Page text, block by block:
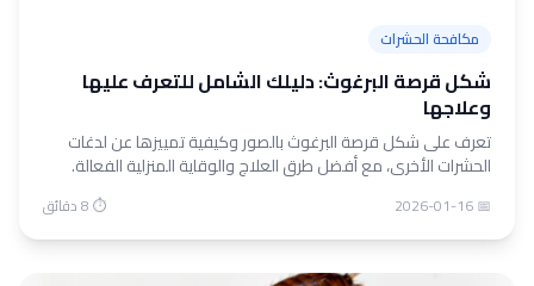
مكافحة الحشرات
شكل قرصة البرغوث: دليلك الشامل للتعرف عليها
وعلاجها
تعرف على شكل قرصة البرغوث بالصور وكيفية تمييزها عن لدغات
الحشرات الأخرى، مع أفضل طرق العلاج والوقاية المنزلية الفعالة.
📅 2026-01-16 ⏱ 8 دقائق